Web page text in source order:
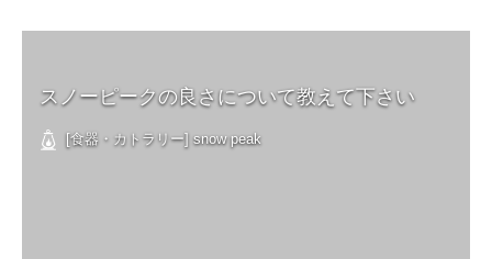
スノーピークの良さについて教えて下さい
[食器・カトラリー] snow peak